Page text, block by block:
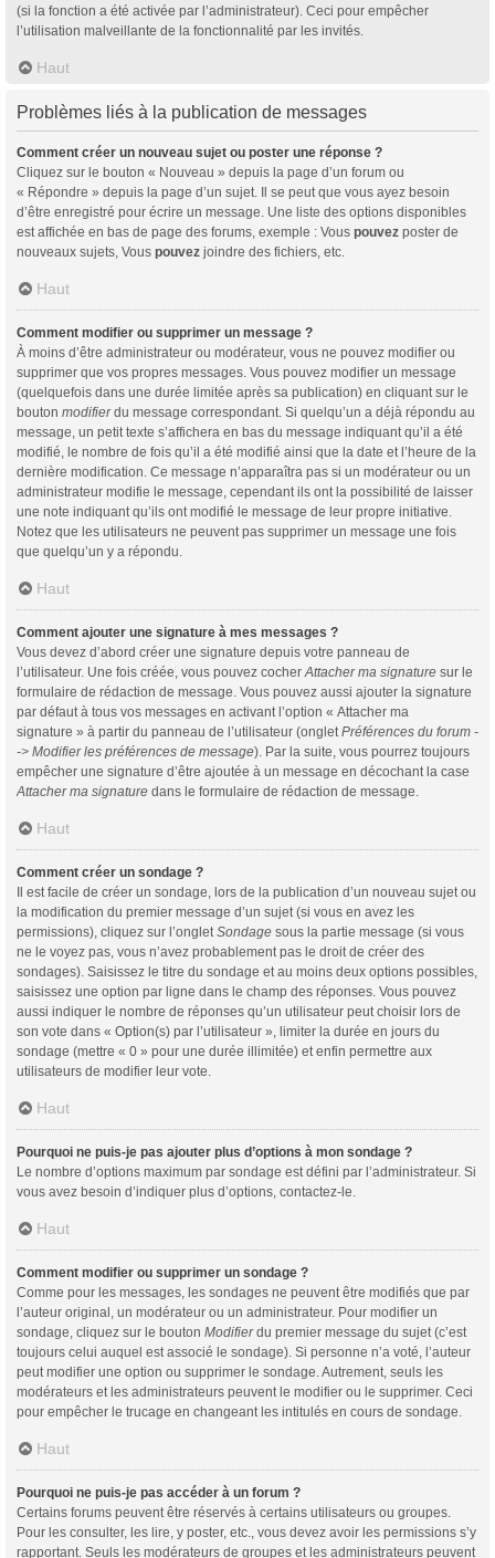
(si la fonction a été activée par l’administrateur). Ceci pour empêcher
l’utilisation malveillante de la fonctionnalité par les invités.
Haut
Problèmes liés à la publication de messages
Comment créer un nouveau sujet ou poster une réponse ?
Cliquez sur le bouton « Nouveau » depuis la page d’un forum ou
« Répondre » depuis la page d’un sujet. Il se peut que vous ayez besoin
d’être enregistré pour écrire un message. Une liste des options disponibles
est affichée en bas de page des forums, exemple : Vous pouvez poster de
nouveaux sujets, Vous pouvez joindre des fichiers, etc.
Haut
Comment modifier ou supprimer un message ?
À moins d’être administrateur ou modérateur, vous ne pouvez modifier ou
supprimer que vos propres messages. Vous pouvez modifier un message
(quelquefois dans une durée limitée après sa publication) en cliquant sur le
bouton modifierdu message correspondant. Si quelqu’un a déjà répondu au
message, un petit texte s’affichera en bas du message indiquant qu’il a été
modifié, le nombre de fois qu’il a été modifié ainsi que la date et l’heure de la
dernière modification. Ce message n’apparaîtra pas si un modérateur ou un
administrateur modifie le message, cependant ils ont la possibilité de laisser
une note indiquant qu’ils ont modifié le message de leur propre initiative.
Notez que les utilisateurs ne peuvent pas supprimer un message une fois
que quelqu’un y a répondu.
Haut
Comment ajouter une signature à mes messages ?
Vous devez d’abord créer une signature depuis votre panneau de
l’utilisateur. Une fois créée, vous pouvez cocherAttacher ma signature sur le
formulaire de rédaction de message. Vous pouvez aussi ajouter la signature
par défaut à tous vos messages en activant l’option « Attacher ma
signature » à partir du panneau de l’utilisateur (ongletPréférences du forum -
-> Modifier les préférences de message). Par la suite, vous pourrez toujours
empêcher une signature d’être ajoutée à un message en décochant la case
Attacher ma signature dans le formulaire de rédaction de message.
Haut
Comment créer un sondage ?
Il est facile de créer un sondage, lors de la publication d’un nouveau sujet ou
la modification du premier message d’un sujet (si vous en avez les
permissions), cliquez sur l’ongletSondage sous la partie message (si vous
ne le voyez pas, vous n’avez probablement pas le droit de créer des
sondages). Saisissez le titre du sondage et au moins deux options possibles,
saisissez une option par ligne dans le champ des réponses. Vous pouvez
aussi indiquer le nombre de réponses qu’un utilisateur peut choisir lors de
son vote dans « Option(s) par l’utilisateur », limiter la durée en jours du
sondage (mettre « 0 » pour une durée illimitée) et enfin permettre aux
utilisateurs de modifier leur vote.
Haut
Pourquoi ne puis-je pas ajouter plus d’options à mon sondage ?
Le nombre d’options maximum par sondage est défini par l’administrateur. Si
vous avez besoin d’indiquer plus d’options, contactez-le.
Haut
Comment modifier ou supprimer un sondage ?
Comme pour les messages, les sondages ne peuvent être modifiés que par
l’auteur original, un modérateur ou un administrateur. Pour modifier un
sondage, cliquez sur le bouton Modifierdu premier message du sujet (c’est
toujours celui auquel est associé le sondage). Si personne n’a voté, l’auteur
peut modifier une option ou supprimer le sondage. Autrement, seuls les
modérateurs et les administrateurs peuvent le modifier ou le supprimer. Ceci
pour empêcher le trucage en changeant les intitulés en cours de sondage.
Haut
Pourquoi ne puis-je pas accéder à un forum ?
Certains forums peuvent être réservés à certains utilisateurs ou groupes.
Pour les consulter, les lire, y poster, etc., vous devez avoir les permissions s’y
rapportant. Seuls les modérateurs de groupes et les administrateurs peuvent